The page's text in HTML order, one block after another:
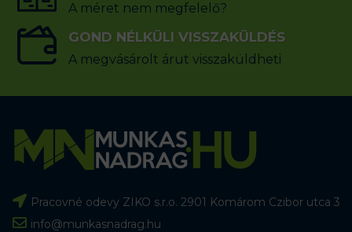
A méret nem megfelelő?
GOND NÉLKÜLI VISSZAKÜLDÉS
A megvásárolt árut visszaküldheti
Pracovné odevy ZIKO s.r.o. 2901 Komárom Czibor utca 3
info@munkasnadrag.hu